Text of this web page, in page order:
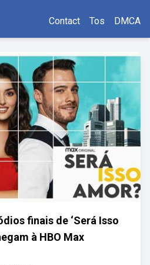
Contact Tos DMCA
finais de ‘Será Isso
à HBO Max